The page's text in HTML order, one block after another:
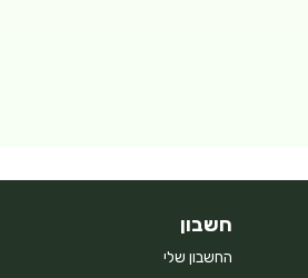
חשבון
החשבון שלי